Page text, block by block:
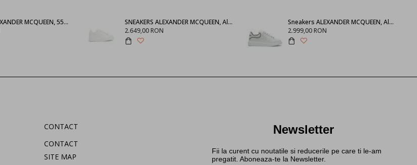
Sneakers ALEXANDER MCQUEEN, 553770WHGP01000
SNEAKERS ALEXANDER MCQUEEN, Alb 553770WHGP09000
2.649,00 RON
Sneakers ALEXANDER MCQUEEN, Alb cu negru 625156WHXMT9074
2.999,00 RON
CONTACT
CONTACT
SITE MAP
Newsletter
Fii la curent cu noutatile si reducerile pe care ti le-am
pregatit. Aboneaza-te la Newsletter.